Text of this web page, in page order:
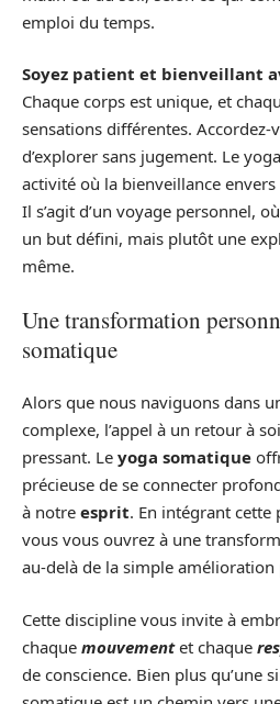
emploi du temps.
Soyez patient et bienveillant
Chaque corps est unique, et
sensations différentes. Accordez-
d’explorer sans jugement. Le
activité où la bienveillance
Il s’agit d’un voyage personnel,
un but défini, mais plutôt une
même.
Une transformation
somatique
Alors que nous naviguons dans
complexe, l’appel à un retour à
pressant. Le yoga somatique
précieuse de se connecter
à notre esprit. En intégrant cette
vous vous ouvrez à une
au-delà de la simple amélioration
Cette discipline vous invite à
chaque mouvementet chaque
de conscience. Bien plus qu’une